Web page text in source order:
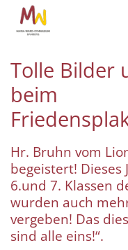
Zum Inhalt springen
Tolle Bilder
beim
Hr. Bruhn vom
begeistert!
6.und 7. Klassen
wurden auch
vergeben! Das
sind alle eins!“.